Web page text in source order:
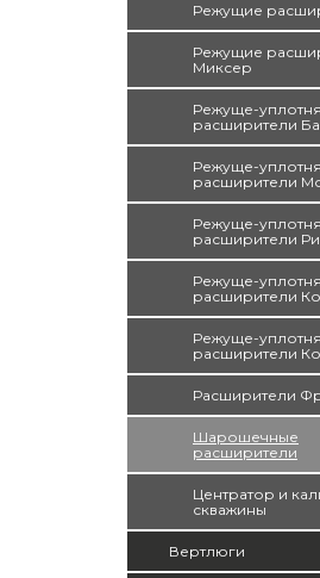
Режущие
Режущие
Миксер
Режуще-
расширители
Режуще-
расширители
Режуще-
расширители
Режуще-
расширители
Режуще-
расширители
Расширители
Шарошечные
расширители
Центратор и
скважины
Вертлюги